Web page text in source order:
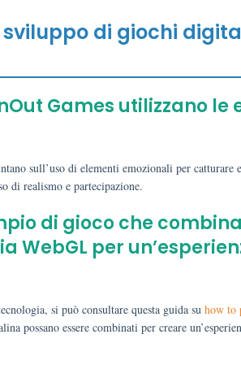
di giochi
Games utilizzano le
sull’uso di elementi emozionali per
di realismo e partecipazione.
di gioco che
WebGL per
si può consultare questa guida su how to
possano essere combinati per creare